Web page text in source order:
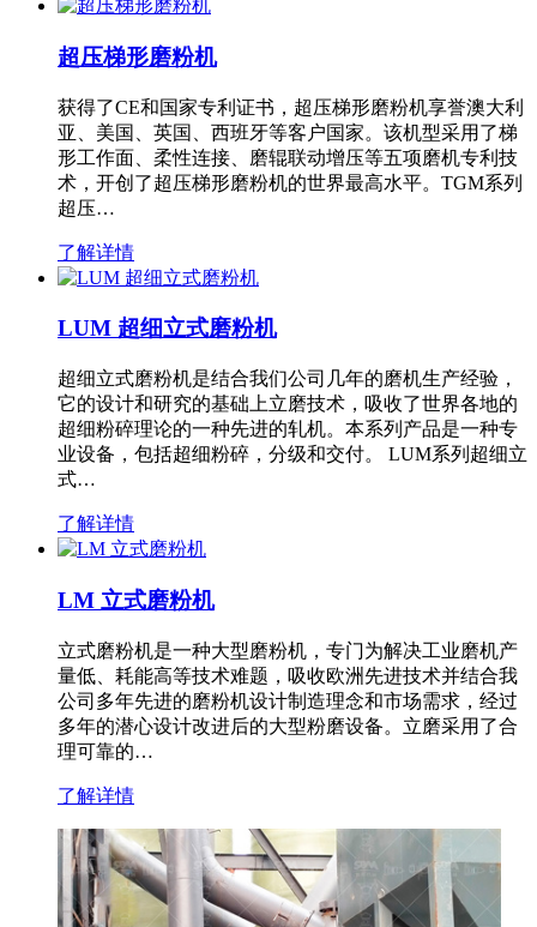
超压梯形磨粉机
获得了CE和国家专利证书，超压梯形磨粉机享誉澳大利
亚、美国、英国、西班牙等客户国家。该机型采用了梯
形工作面、柔性连接、磨辊联动增压等五项磨机专利技
术，开创了超压梯形磨粉机的世界最高水平。TGM系列
超压…
了解详情
LUM 超细立式磨粉机
超细立式磨粉机是结合我们公司几年的磨机生产经验，
它的设计和研究的基础上立磨技术，吸收了世界各地的
超细粉碎理论的一种先进的轧机。本系列产品是一种专
业设备，包括超细粉碎，分级和交付。 LUM系列超细立
式…
了解详情
LM 立式磨粉机
立式磨粉机是一种大型磨粉机，专门为解决工业磨机产
量低、耗能高等技术难题，吸收欧洲先进技术并结合我
公司多年先进的磨粉机设计制造理念和市场需求，经过
多年的潜心设计改进后的大型粉磨设备。立磨采用了合
理可靠的…
了解详情